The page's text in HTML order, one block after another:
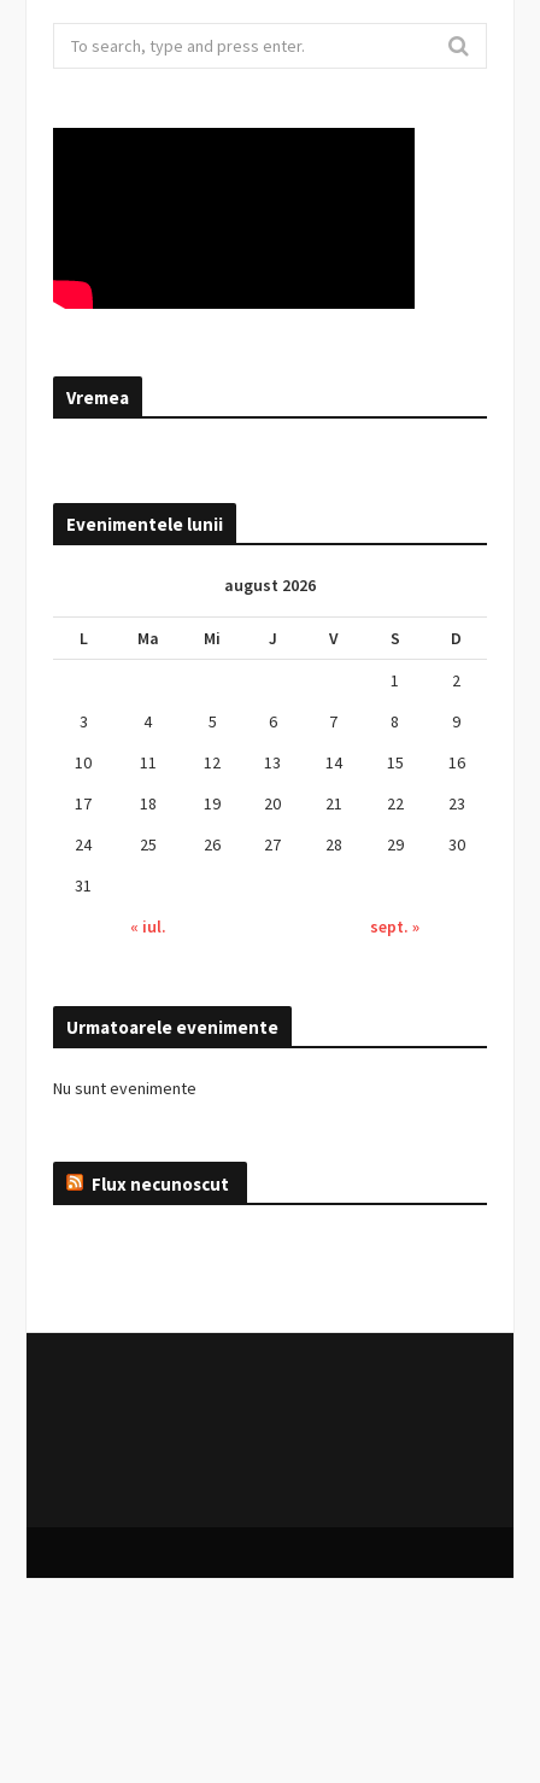
for:
Vremea
Evenimentele lunii
august 2026
L Ma Mi J V S
D
1
2
3
4 5 6 7 8
9
10
11 12 13 14 15
16
17
18 19 20 21 22
23
24
25 26 27 28 29
30
31
« iul.
sept. »
Urmatoarele evenimente
Nu sunt evenimente
Flux necunoscut